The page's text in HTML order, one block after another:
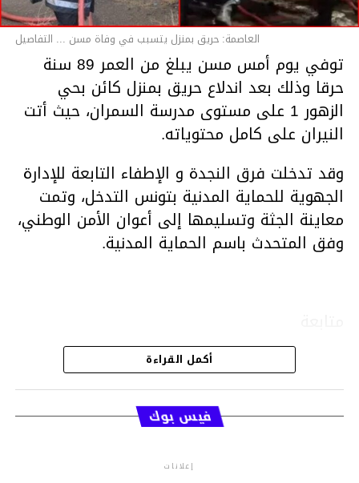
العاصمة: حريق بمنزل يتسبب في وفاة مسن ... التفاصيل
توفي يوم أمس مسن يبلغ من العمر 89 سنة
حرقا وذلك بعد اندلاع حريق بمنزل كائن بحي
الزهور 1 على مستوى مدرسة السمران، حيث أتت
النيران على كامل محتوياته.
وقد تدخلت فرق النجدة و الإطفاء التابعة للإدارة
الجهوية للحماية المدنية بتونس التدخل، وتمت
معاينة الجثة وتسليمها إلى أعوان الأمن الوطني،
وفق المتحدث باسم الحماية المدنية.
قسم الاخبار
أكمل القراءة
فيس بوك
إعلانات